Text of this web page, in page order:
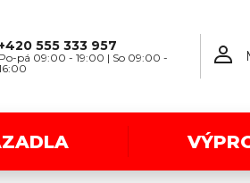
555 333 957
Po-pá 09:00 - 19:00 | So 09:00 -